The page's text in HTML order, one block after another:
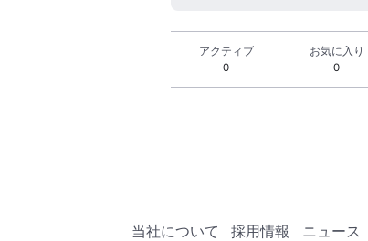
アクティブ
0
お気に入り
0
当社について 採用情報 ニュース